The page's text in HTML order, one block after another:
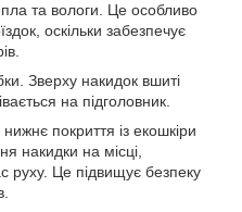
та вологи. Це особливо
оскільки забезпечує
Зверху накидок вшиті
на підголовник.
нижнє покриття із екошкіри
накидки на місці,
руху. Це підвищує безпеку